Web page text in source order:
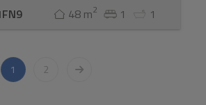
48 m2 1 1
1 2